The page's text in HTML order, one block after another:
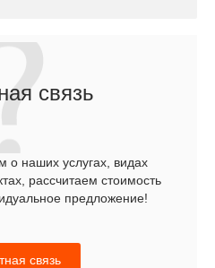
связь
о наших услугах, видах
рассчитаем стоимость
предложение!
связь